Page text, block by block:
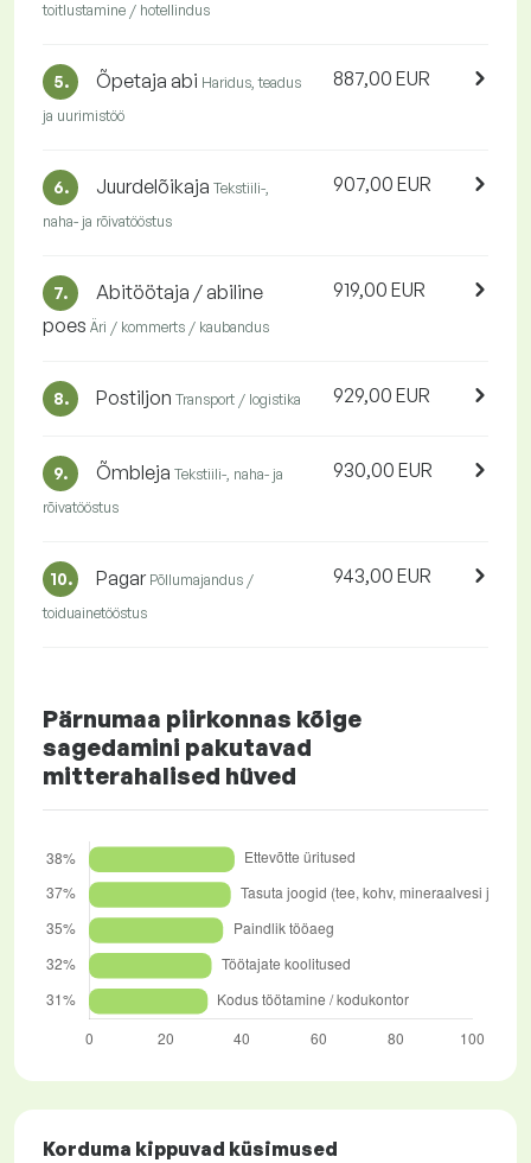
toitlustamine / hotellindus
5. Õpetaja abi Haridus, teadus
ja uurimistöö
887,00 EUR
6. Juurdelõikaja Tekstiili-,
naha- ja rõivatööstus
907,00 EUR
7.
Abitöötaja / abiline
poes Äri / kommerts / kaubandus
919,00 EUR
8. Postiljon Transport / logistika 929,00 EUR
9. Õmbleja Tekstiili-, naha- ja
rõivatööstus
930,00 EUR
10. Pagar Põllumajandus /
toiduainetööstus
943,00 EUR
Pärnumaa piirkonnas kõige
sagedamini pakutavad
mitterahalised hüved
Korduma kippuvad küsimused